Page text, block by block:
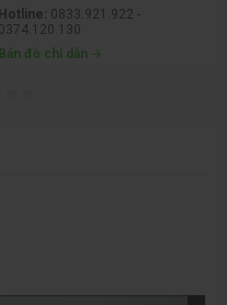
Hotline: 0833.921.922 -
0374.120.130
Bản đồ chỉ dẫn